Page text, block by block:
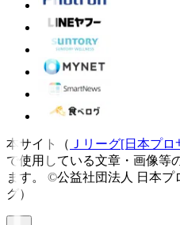
本サイト（ Ｊリーグ[日本プ
で使用している文章・画像等
ます。
©公益社団法人 日本プ
グ）